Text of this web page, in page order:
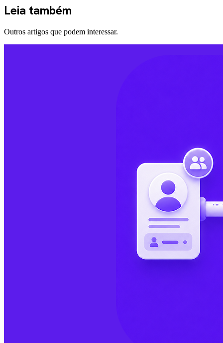
Leia também
Outros artigos que podem interessar.